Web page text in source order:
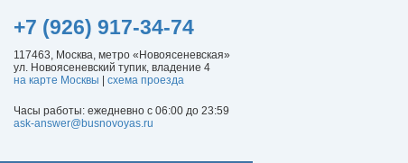
+7 (926) 917-34-74
117463, Москва, метро «Новоясеневская»
ул. Новоясеневский тупик, владение 4
на карте Москвы
схема проезда
Часы работы: ежедневно с 06:00 до 23:59
ask-answer@busnovoyas.ru